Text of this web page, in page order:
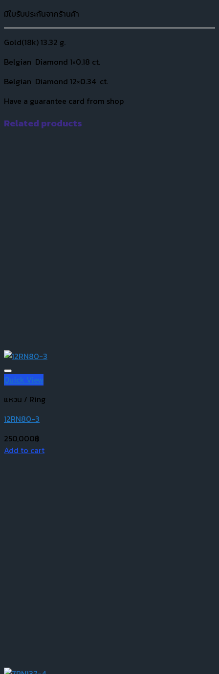
มีใบรับประกันจากร้านค้า
Gold(18k) 13.32 g.
Belgian Diamond 1×0.18 ct.
Belgian Diamond 12×0.34 ct.
Have a guarantee card from shop
Related products
Quick View
แหวน / Ring
12RN80-3
250,000฿
Add to cart